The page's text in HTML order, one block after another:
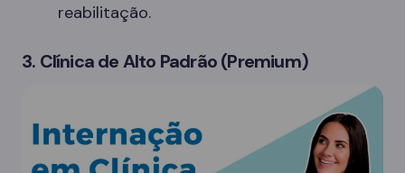
reabilitação.
3. Clínica de Alto Padrão (Premium)